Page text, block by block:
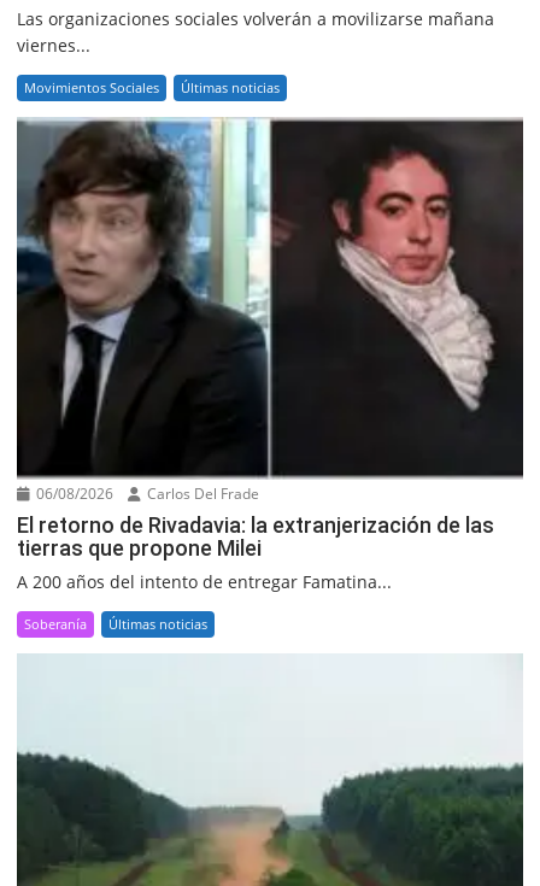
Las organizaciones sociales volverán a movilizarse mañana
viernes...
Movimientos Sociales Últimas noticias
06/08/2026 Carlos Del Frade
El retorno de Rivadavia: la extranjerización de las
tierras que propone Milei
A 200 años del intento de entregar Famatina...
Soberanía Últimas noticias